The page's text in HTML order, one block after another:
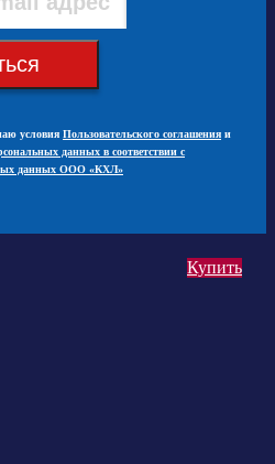
Купить
условия Пользовательского соглашения и
данных в соответствии с
данных ООО «КХЛ»